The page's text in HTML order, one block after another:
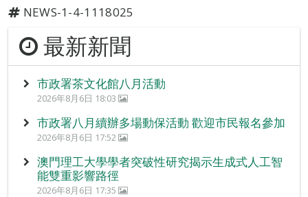
NEWS-1-4-1118025
最新新聞
市政署茶文化館八月活動
2026年8月6日 18:03
市政署八月續辦多場動保活動 歡迎市民報名參加
2026年8月6日 17:52
澳門理工大學學者突破性研究揭示生成式人工智
能雙重影響路徑
2026年8月6日 17:35